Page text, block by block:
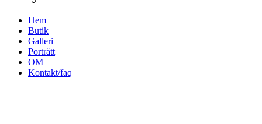
Hem
Butik
Galleri
Porträtt
OM
Kontakt/faq